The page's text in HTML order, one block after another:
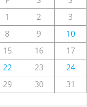
1
2
3
8 9
10
15 16
17
22 23
24
29 30
31